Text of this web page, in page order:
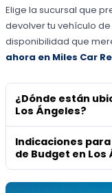
Elige la sucursal que
devolver tu vehículo
disponibilidad que
ahora en Miles Car
¿Dónde están
Los Ángeles?
Indicaciones
de Budget en Los